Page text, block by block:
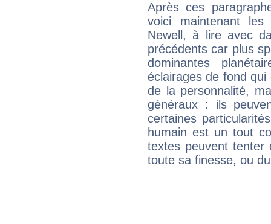
Après ces
voici maintenant
Newell, à lire avec
précédents car plus
dominantes
éclairages de fond
de la personnalité,
généraux : ils
certaines
humain est un tout
textes peuvent tenter
toute sa finesse, ou